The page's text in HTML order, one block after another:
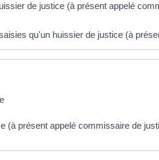
de justice (à présent appelé
qu'un huissier de justice (à
(à présent appelé commissaire de